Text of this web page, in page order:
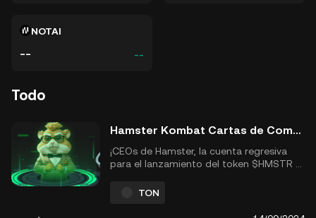
NOTAI
-- --
Todo
Hamster Kombat Cartas de Combo Diarias Hoy, 15 de septiembre de 2024
¡CEOs de Hamster, la cuenta regresiva
para el lanzamiento del token $HMSTR y
avanzando rápido! ¡Solo quedan unos
días para maximizar tus recompensas en
el juego! No te pierdas el desafío de la
TON